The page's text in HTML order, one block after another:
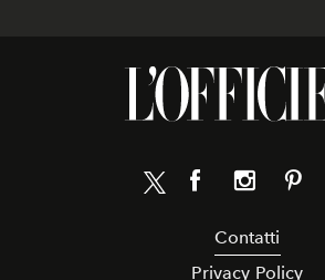
Contatti
Privacy Policy